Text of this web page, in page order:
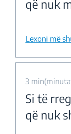
që nuk
Lexoni më
3
Si të
që nuk